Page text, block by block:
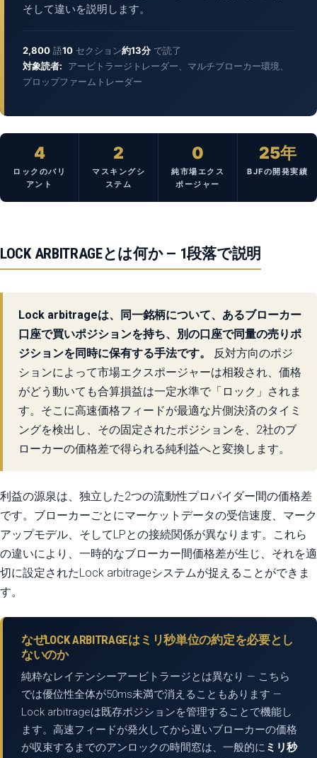
そして違いを説明します。
2,800 語10 セクション約13分 で読了
対象読者:
アービトラージトレーダー、マルチブローカー環境、
プロップファームトレーダー
4
ロックのバリ
アント
2
マスキングシ
ステム
0
純市場エクス
ポージャー
25年
BJFの開発実績
LOCK ARBITRAGEとは何か — 1段落で説明
Lock arbitrageは、同一銘柄について、あるブローカー
口座で買いポジションを持ち、別の口座で同量の売りポ
ジションを同時に保有する手法です。
反対方向のポジ
ションによって市場エクスポージャーは相殺され、価格
がどう動いても合算損益は一定水準で「ロック」されま
す。そこに高速価格フィードが最適な片側決済のタイミ
ングを検出し、その固定されたポジションを、2社のブ
ローカーの価格差で得られる純利益へと変換します。
利益の源泉は、独立した2つの流動性プロバイダー間の価格差
です。ブローカーごとにマーケットデータの受信速度、マーク
アップモデル、そしてLPとの接続関係が異なります。これら
の違いにより、一時的なブローカー間価格差が生じ、それを適
切に設定されたLock arbitrageシステムが捉えることができま
す。
なぜLOCK ARBITRAGEはミリ秒単位の約定を必要とし
ないのか
純粋なレイテンシーアービトラージとは異なり — こちら
では優位性全体が50ms未満で消えることもあります —
Lock arbitrageは既存ポジションを管理することで機能し
ます。高速フィードが発火してから遅いブローカーの価格
が収束するまでのアンロックの時間窓は、一般的に ミリ秒